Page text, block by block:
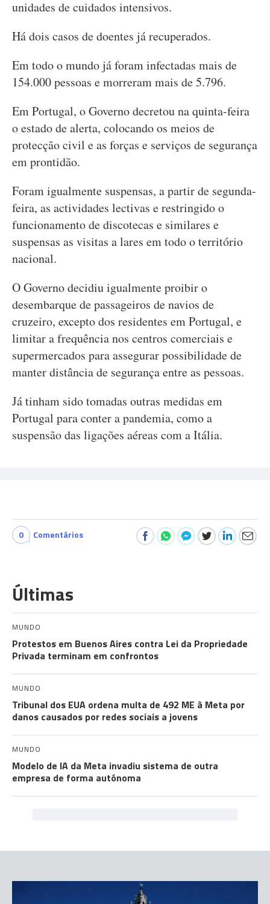
unidades de cuidados intensivos.
Há dois casos de doentes já recuperados.
Em todo o mundo já foram infectadas mais de
154.000 pessoas e morreram mais de 5.796.
Em Portugal, o Governo decretou na quinta-feira
o estado de alerta, colocando os meios de
protecção civil e as forças e serviços de segurança
em prontidão.
Foram igualmente suspensas, a partir de segunda-
feira, as actividades lectivas e restringido o
funcionamento de discotecas e similares e
suspensas as visitas a lares em todo o território
nacional.
O Governo decidiu igualmente proibir o
desembarque de passageiros de navios de
cruzeiro, excepto dos residentes em Portugal, e
limitar a frequência nos centros comerciais e
supermercados para assegurar possibilidade de
manter distância de segurança entre as pessoas.
Já tinham sido tomadas outras medidas em
Portugal para conter a pandemia, como a
suspensão das ligações aéreas com a Itália.
0 Comentários
Últimas
MUNDO
Protestos em Buenos Aires contra Lei da Propriedade
Privada terminam em confrontos
MUNDO
Tribunal dos EUA ordena multa de 492 ME à Meta por
danos causados por redes sociais a jovens
MUNDO
Modelo de IA da Meta invadiu sistema de outra
empresa de forma autónoma